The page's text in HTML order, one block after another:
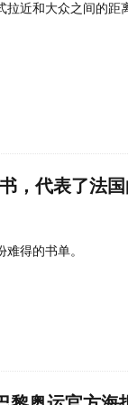
近和大众之间的距
，代表了法
得的书单。